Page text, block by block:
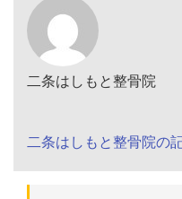
二条はしもと整骨院
二条はしもと整骨院の